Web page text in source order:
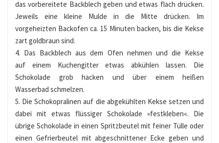
das vorbereitete Backblech geben und etwas flach drücken.
Jeweils eine kleine Mulde in die Mitte drücken. Im
vorgeheizten Backofen ca. 15 Minuten backen, bis die Kekse
zart goldbraun sind.
4. Das Backblech aus dem Ofen nehmen und die Kekse
auf einem Kuchengitter etwas abkühlen lassen. Die
Schokolade grob hacken und über einem heißen
Wasserbad schmelzen.
5. Die Schokopralinen auf die abgekühlten Kekse setzen und
dabei mit etwas flüssiger Schokolade »festkleben«. Die
übrige Schokolade in einen Spritzbeutel mit feiner Tülle oder
einen Gefrierbeutel mit abgeschnittener Ecke geben und